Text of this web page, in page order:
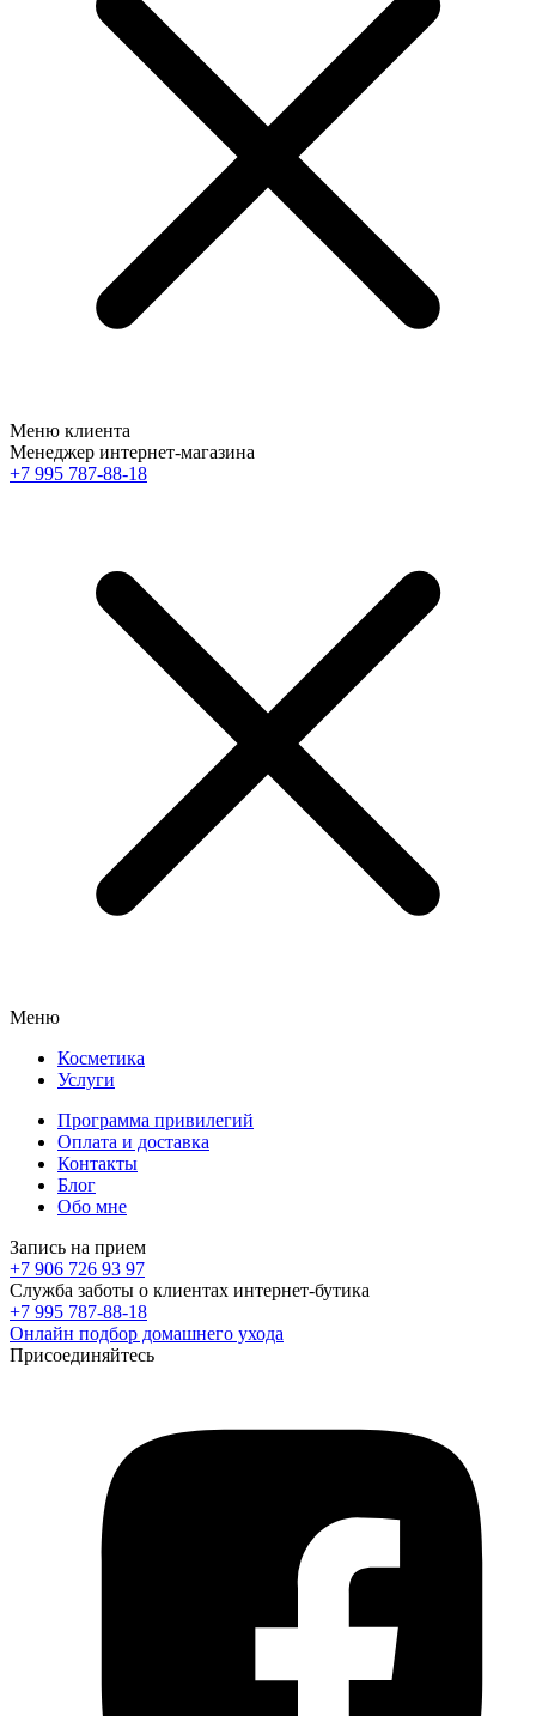
Меню клиента
Менеджер интернет-магазина
+7 995 787-88-18
Меню
Косметика
Услуги
Программа привилегий
Оплата и доставка
Контакты
Блог
Обо мне
Запись на прием
+7 906 726 93 97
Служба заботы о клиентах интернет-бутика
+7 995 787-88-18
Онлайн подбор домашнего ухода
Присоединяйтесь